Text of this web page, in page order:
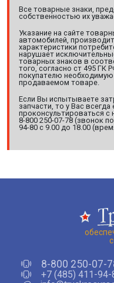
Все товарные знаки,
собственностью их
Указание на сайте
автомобилей,
характеристики
нарушает
товарных знаков в
того, согласно ст 495 ГК
покупателю
продаваемом товаре.
Если Вы испытываете
запчасти, то у Вас
проконсультироваться
8-800 250-07-78 (звонок
94-80 с 9.00 до 18.00
8-800 250-07-
+7 (485) 411-94-